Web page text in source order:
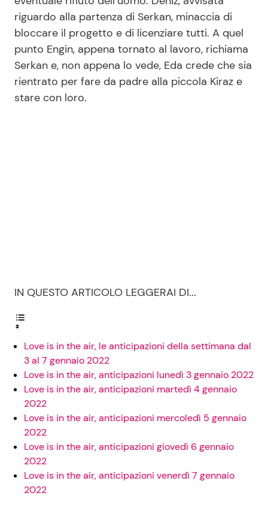
riguardo alla partenza di Serkan, minaccia di
bloccare il progetto e di licenziare tutti. A quel
punto Engin, appena tornato al lavoro, richiama
Serkan e, non appena lo vede, Eda crede che sia
rientrato per fare da padre alla piccola Kiraz e
stare con loro.
IN QUESTO ARTICOLO LEGGERAI DI...
Love is in the air, le anticipazioni della settimana dal
3 al 7 gennaio 2022
Love is in the air, anticipazioni lunedì 3 gennaio 2022
Love is in the air, anticipazioni martedì 4 gennaio
2022
Love is in the air, anticipazioni mercoledì 5 gennaio
2022
Love is in the air, anticipazioni giovedì 6 gennaio
2022
Love is in the air, anticipazioni venerdì 7 gennaio
2022